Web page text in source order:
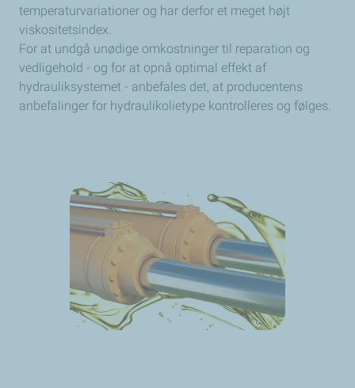
temperaturvariationer og har derfor et meget højt
viskositetsindex.
For at undgå unødige omkostninger til reparation og
vedligehold - og for at opnå optimal effekt af
hydrauliksystemet - anbefales det, at producentens
anbefalinger for hydraulikolietype kontrolleres og følges.